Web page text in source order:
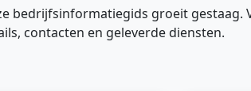
bedrijfsinformatiegids groeit gestaag.
contacten en geleverde diensten.